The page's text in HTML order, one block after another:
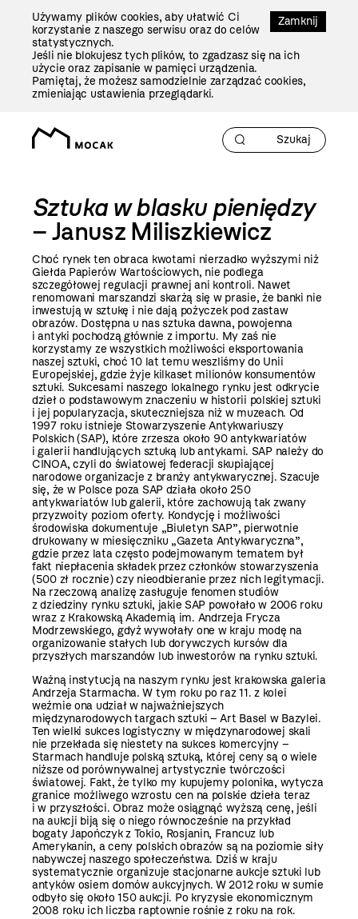
Zamknij
Używamy plików cookies, aby ułatwić Ci
korzystanie z naszego serwisu oraz do celów
statystycznych.
Jeśli nie blokujesz tych plików, to zgadzasz się na ich
użycie oraz zapisanie w pamięci urządzenia.
Pamiętaj, że możesz samodzielnie zarządzać cookies,
zmieniając ustawienia przeglądarki.
Sztuka w blasku pieniędzy
– Janusz Miliszkiewicz
Choć rynek ten obraca kwotami nierzadko wyższymi niż
Giełda Papierów Wartościowych, nie podlega
szczegółowej regulacji prawnej ani kontroli. Nawet
renomowani marszandzi skarżą się w prasie, że banki nie
inwestują w sztukę i nie dają pożyczek pod zastaw
obrazów. Dostępna u nas sztuka dawna, powojenna
i antyki pochodzą głównie z importu. My zaś nie
korzystamy ze wszystkich możliwości eksportowania
naszej sztuki, choć 10 lat temu weszliśmy do Unii
Europejskiej, gdzie żyje kilkaset milionów konsumentów
sztuki. Sukcesami naszego lokalnego rynku jest odkrycie
dzieł o podstawowym znaczeniu w historii polskiej sztuki
i jej popularyzacja, skuteczniejsza niż w muzeach. Od
1997 roku istnieje Stowarzyszenie Antykwariuszy
Polskich (SAP), które zrzesza około 90 antykwariatów
i galerii handlujących sztuką lub antykami. SAP należy do
CINOA, czyli do światowej federacji skupiającej
narodowe organizacje z branży antykwarycznej. Szacuje
się, że w Polsce poza SAP działa około 250
antykwariatów lub galerii, które zachowują tak zwany
przyzwoity poziom oferty. Kondycję i możliwości
środowiska dokumentuje „Biuletyn SAP”, pierwotnie
drukowany w miesięczniku „Gazeta Antykwaryczna”,
gdzie przez lata często podejmowanym tematem był
fakt niepłacenia składek przez członków stowarzyszenia
(500 zł rocznie) czy nieodbieranie przez nich legitymacji.
Na rzeczową analizę zasługuje fenomen studiów
z dziedziny rynku sztuki, jakie SAP powołało w 2006 roku
wraz z Krakowską Akademią im. Andrzeja Frycza
Modrzewskiego, gdyż wywołały one w kraju modę na
organizowanie stałych lub dorywczych kursów dla
przyszłych marszandów lub inwestorów na rynku sztuki.
Ważną instytucją na naszym rynku jest krakowska galeria
Andrzeja Starmacha. W tym roku po raz 11. z kolei
weźmie ona udział w najważniejszych
międzynarodowych targach sztuki – Art Basel w Bazylei.
Ten wielki sukces logistyczny w międzynarodowej skali
nie przekłada się niestety na sukces komercyjny –
Starmach handluje polską sztuką, której ceny są o wiele
niższe od porównywalnej artystycznie twórczości
światowej. Fakt, że tylko my kupujemy polonika, wytycza
granice możliwego wzrostu cen na polskie dzieła teraz
i w przyszłości. Obraz może osiągnąć wyższą cenę, jeśli
na aukcji biją się o niego równocześnie na przykład
bogaty Japończyk z Tokio, Rosjanin, Francuz lub
Amerykanin, a ceny polskich obrazów są na poziomie siły
nabywczej naszego społeczeństwa. Dziś w kraju
systematycznie organizuje stacjonarne aukcje sztuki lub
antyków osiem domów aukcyjnych. W 2012 roku w sumie
odbyło się około 150 aukcji. Po kryzysie ekonomicznym
2008 roku ich liczba raptownie rośnie z roku na rok.